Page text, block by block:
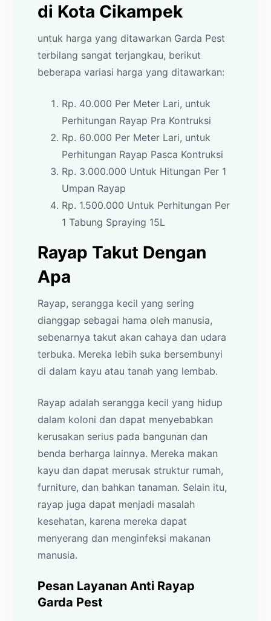
di Kota Cikampek
untuk harga yang ditawarkan Garda Pest
terbilang sangat terjangkau, berikut
beberapa variasi harga yang ditawarkan:
Rp. 40.000 Per Meter Lari, untuk
Perhitungan Rayap Pra Kontruksi
Rp. 60.000 Per Meter Lari, untuk
Perhitungan Rayap Pasca Kontruksi
Rp. 3.000.000 Untuk Hitungan Per 1
Umpan Rayap
Rp. 1.500.000 Untuk Perhitungan Per
1 Tabung Spraying 15L
Rayap Takut Dengan
Apa
Rayap, serangga kecil yang sering
dianggap sebagai hama oleh manusia,
sebenarnya takut akan cahaya dan udara
terbuka. Mereka lebih suka bersembunyi
di dalam kayu atau tanah yang lembab.
Rayap adalah serangga kecil yang hidup
dalam koloni dan dapat menyebabkan
kerusakan serius pada bangunan dan
benda berharga lainnya. Mereka makan
kayu dan dapat merusak struktur rumah,
furniture, dan bahkan tanaman. Selain itu,
rayap juga dapat menjadi masalah
kesehatan, karena mereka dapat
menyerang dan menginfeksi makanan
manusia.
Pesan Layanan Anti Rayap
Garda Pest